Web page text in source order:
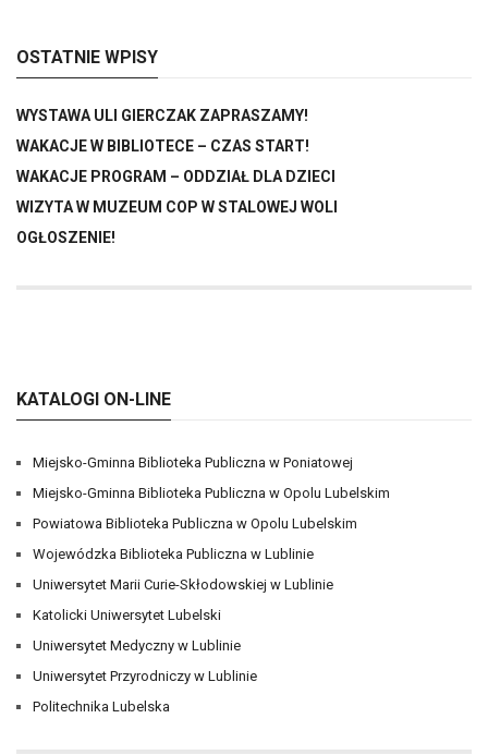
OSTATNIE WPISY
WYSTAWA ULI GIERCZAK ZAPRASZAMY!
WAKACJE W BIBLIOTECE – CZAS START!
WAKACJE PROGRAM – ODDZIAŁ DLA DZIECI
WIZYTA W MUZEUM COP W STALOWEJ WOLI
OGŁOSZENIE!
KATALOGI ON-LINE
Miejsko-Gminna Biblioteka Publiczna w Poniatowej
Miejsko-Gminna Biblioteka Publiczna w Opolu Lubelskim
Powiatowa Biblioteka Publiczna w Opolu Lubelskim
Wojewódzka Biblioteka Publiczna w Lublinie
Uniwersytet Marii Curie-Skłodowskiej w Lublinie
Katolicki Uniwersytet Lubelski
Uniwersytet Medyczny w Lublinie
Uniwersytet Przyrodniczy w Lublinie
Politechnika Lubelska